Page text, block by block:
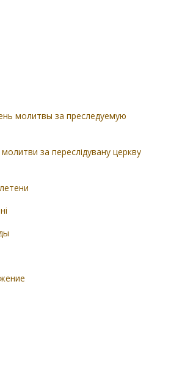
молитвы за преследуемую
за переслідувану церкву